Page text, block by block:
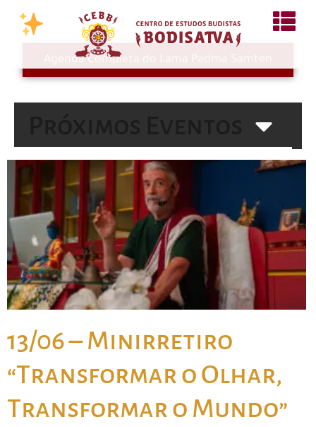
Agenda Completa do Lama Padma Samten
13/06 – Minirretiro
“Transformar o Olhar,
Transformar o Mundo”